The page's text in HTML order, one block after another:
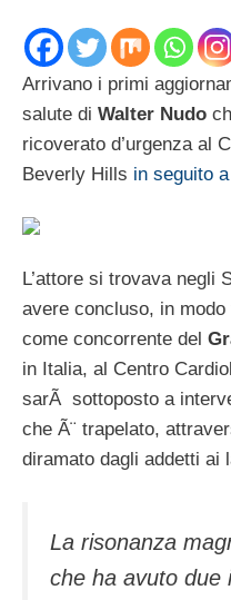
Arrivano i primi
salute di Walter Nudo
ricoverato d’urgenza al
Beverly Hills in seguito
L’attore si trovava negli
avere concluso, in
come concorrente del
in Italia, al Centro
sarÃ sottoposto a
che Ã¨ trapelato,
diramato dagli addetti ai
La risonanza
che ha avuto due